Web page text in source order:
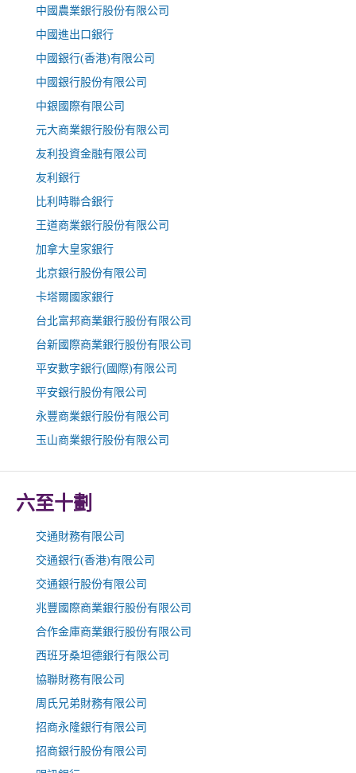
中國農業銀行股份有限公司
中國進出口銀行
中國銀行(香港)有限公司
中國銀行股份有限公司
中銀國際有限公司
元大商業銀行股份有限公司
友利投資金融有限公司
友利銀行
比利時聯合銀行
王道商業銀行股份有限公司
加拿大皇家銀行
北京銀行股份有限公司
卡塔爾國家銀行
台北富邦商業銀行股份有限公司
台新國際商業銀行股份有限公司
平安數字銀行(國際)有限公司
平安銀行股份有限公司
永豐商業銀行股份有限公司
玉山商業銀行股份有限公司
六至十劃
交通財務有限公司
交通銀行(香港)有限公司
交通銀行股份有限公司
兆豐國際商業銀行股份有限公司
合作金庫商業銀行股份有限公司
西班牙桑坦德銀行有限公司
協聯財務有限公司
周氏兄弟財務有限公司
招商永隆銀行有限公司
招商銀行股份有限公司